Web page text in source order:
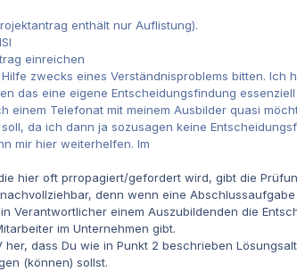
enthält nur Auflistung).
einreichen
zwecks eines Verständnisproblems bitten. Ich
das eine eigene Entscheidungsfindung
einem Telefonat mit meinem Ausbilder quasi
da ich dann ja sozusagen keine
mir hier weiterhelfen. Im
hier oft prropagiert/gefordert wird, gibt die
denn wenn eine
Verantwortlicher einem Auszubildenden die
im Unternehmen gibt.
dass Du wie in Punkt 2 beschrieben
(können) sollst.